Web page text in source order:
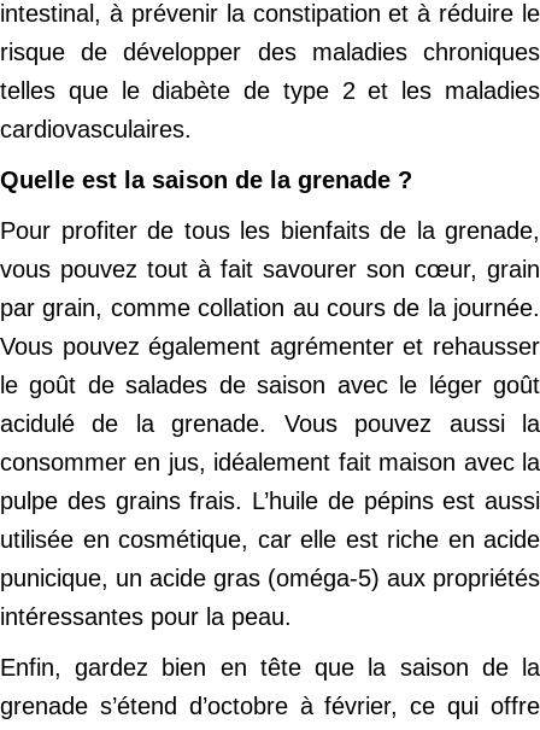
intestinal, à prévenir la constipation et à réduire le
risque de développer des maladies chroniques
telles que le diabète de type 2 et les maladies
cardiovasculaires.
Quelle est la saison de la grenade ?
Pour profiter de tous les bienfaits de la grenade,
vous pouvez tout à fait savourer son cœur, grain
par grain, comme collation au cours de la journée.
Vous pouvez également agrémenter et rehausser
le goût de salades de saison avec le léger goût
acidulé de la grenade. Vous pouvez aussi la
consommer en jus, idéalement fait maison avec la
pulpe des grains frais. L’huile de pépins est aussi
utilisée en cosmétique, car elle est riche en acide
punicique, un acide gras (oméga-5) aux propriétés
intéressantes pour la peau.
Enfin, gardez bien en tête que la saison de la
grenade s’étend d’octobre à février, ce qui offre